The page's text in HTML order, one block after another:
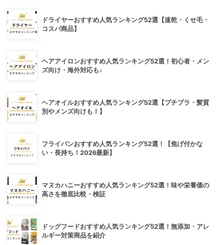
ドライヤーおすすめ人気ランキング52選【速乾・くせ毛・
コスパ商品】
ヘアアイロンおすすめ人気ランキング52選！初心者・メン
ズ向け・海外対応も♪
ヘアオイルおすすめ人気ランキング52選【プチプラ・髪質
別やメンズ向けも！】
フライパンおすすめ人気ランキング52選！【焦げ付かな
い・長持ち！2026最新】
マヌカハニーおすすめ人気ランキング52選！味や栄養価の
高さを徹底比較・検証
ドッグフードおすすめ人気ランキング52選！無添加・アレ
ルギー対策商品を紹介